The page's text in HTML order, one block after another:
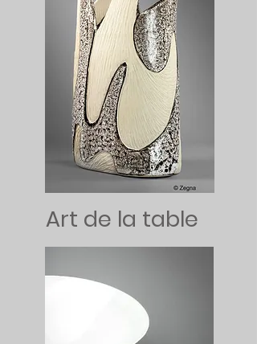
Art de la table